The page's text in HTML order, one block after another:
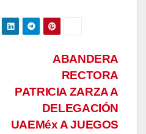
ABANDERA
RECTORA
PATRICIA ZARZA A
DELEGACIÓN
UAEMéx A JUEGOS